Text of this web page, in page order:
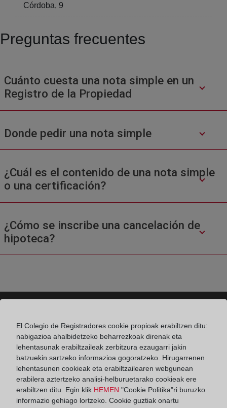
Córdoba, 9
Preguntas frecuentes
Cuánto cuesta una nota simple en un
Registro de la Propiedad
Donde pedir una nota simple
¿Cuál es el contenido de una nota simple
o una certificación?
¿Cómo se inscribe una cancelación de
hipoteca?
Colegio de Registradores
Príncipe de Vergara 70. 28006 Madrid
Teléfono:91 270 17 96
Fax:91 564 11 59
Email:contacto@registradores.org
El Colegio de Registradores cookie propioak erabiltzen ditu:
nabigazioa ahalbidetzeko beharrezkoak direnak eta
lehentasunak erabiltzaileak zerbitzura ezaugarri jakin
batzuekin sartzeko informazioa gogoratzeko. Hirugarrenen
lehentasunen cookieak eta erabiltzailearen webgunean
erabilera aztertzeko analisi-helburuetarako cookieak ere
erabiltzen ditu. Egin klik HEMEN "Cookie Politika"ri buruzko
informazio gehiago lortzeko. Cookie guztiak onartu